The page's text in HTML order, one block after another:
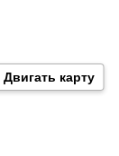
Двигать карту